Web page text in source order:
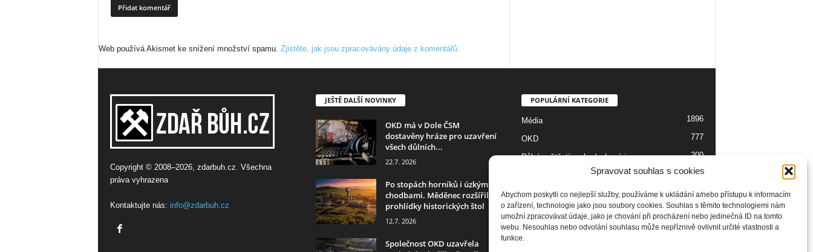
Spravovat souhlas s cookies
Abychom poskytli co nejlepší služby, používáme k ukládání a/nebo přístupu k informacím
o zařízení, technologie jako jsou soubory cookies. Souhlas s těmito technologiemi nám
umožní zpracovávat údaje, jako je chování při procházení nebo jedinečná ID na tomto
webu. Nesouhlas nebo odvolání souhlasu může nepříznivě ovlivnit určité vlastnosti a
funkce.
Web používá Akismet ke snížení množství spamu. Zjistěte, jak jsou zpracovávány údaje z komentářů.
Copyright © 2008–2026, zdarbuh.cz. Všechna
práva vyhrazena
Kontaktujte nás: info@zdarbuh.cz
JEŠTĚ DALŠÍ NOVINKY
OKD má v Dole ČSM
dostavěny hráze pro uzavření
všech důlních...
22.7. 2026
Po stopách horníků i úzkými
chodbami. Měděnec rozšířil
prohlídky historických štol
12.7. 2026
Společnost OKD uzavřela
POPULÁRNÍ KATEGORIE
Média 1896
OKD 777
Důlní neštěstí, nehody, havárie 200
139
Diamo 137
Historie 129
RD Jeseník 99